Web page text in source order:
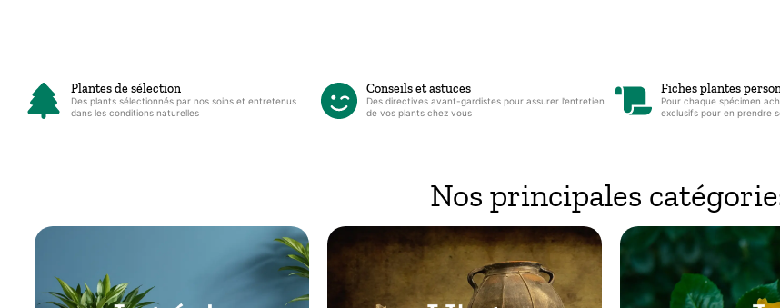
Plantes de sélection
Des plants sélectionnés par nos soins et entretenus
dans les conditions naturelles
Conseils et astuces
Des directives avant-gardistes pour assurer l’entretien
de vos plants chez vous
Fiches plantes
Pour chaque spécimen
exclusifs pour en prendre
Nos principales